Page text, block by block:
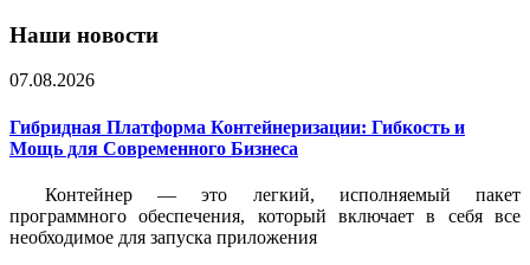
Наши новости
07.08.2026
Гибридная Платформа Контейнеризации: Гибкость и
Мощь для Современного Бизнеса
Контейнер — это легкий, исполняемый пакет
программного обеспечения, который включает в себя все
необходимое для запуска приложения